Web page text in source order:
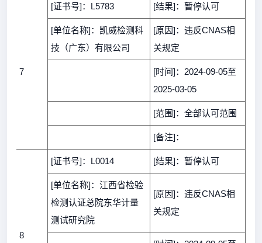
7
[证书号]：L5783 [结果]：暂停认可
[单位名称]：凯威检测科
技（广东）有限公司
[原因]：违反CNAS相
关规定
[时间]：2024-09-05至
2025-03-05
[范围]：全部认可范围
[备注]：
8
[证书号]：L0014 [结果]：暂停认可
[单位名称]：江西省检验
检测认证总院东华计量
测试研究院
[原因]：违反CNAS相
关规定